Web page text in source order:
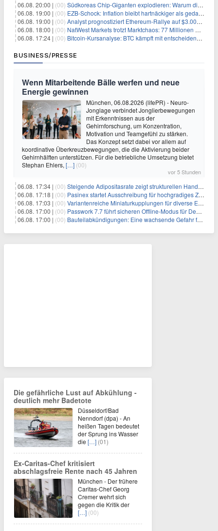
06.08. 20:00 | (00) Südkoreas Chip-Giganten explodieren: Warum dieser Rekord-Tag die KI-Branche erschüttert
06.08. 19:00 | (00) EZB-Schock: Inflation bleibt hartnäckiger als gedacht – 2027 wird zum kritischen Test
06.08. 19:00 | (00) Analyst prognostiziert Ethereum-Rallye auf $3.000 nach entscheidendem On-Chain-Ausbruch
06.08. 18:00 | (00) NatWest Markets trotzt Marktchaos: 77 Millionen Pfund Gewinn im ersten Halbjahr
06.08. 17:24 | (00) Bitcoin-Kursanalyse: BTC kämpft mit entscheidender $65K-Hürde, während sich ein Liquidationscluster aufbaut
BUSINESS/PRESSE
Wenn Mitarbeitende Bälle werfen und neue
Energie gewinnen
München, 06.08.2026 (lifePR) - Neuro-
Jonglage verbindet Jonglierbewegungen
mit Erkenntnissen aus der
Gehirnforschung, um Konzentration,
Motivation und Teamgefühl zu stärken.
Das Konzept setzt dabei vor allem auf
koordinative Überkreuzbewegungen, die die Aktivierung beider
Gehirnhälften unterstützen. Für die betriebliche Umsetzung bietet
Stephan Ehlers, […] (00)
vor 5 Stunden
06.08. 17:34 | (00) Steigende Adipositasrate zeigt strukturellen Handlungsbedarf bei der Ernährung schulpflichtiger Kinder
06.08. 17:18 | (00) Pasinex startet Ausschreibung für hochgradiges Zinksulfidkonzentrat mit Germanium- und Silbergehalten und stellt ein Betriebsupdate bereit
06.08. 17:03 | (00) Variantenreiche Miniaturkupplungen für diverse Einsatzbereiche
06.08. 17:00 | (00) Passwork 7.7 führt sicheren Offline-Modus für Desktop- und Mobile-Apps ein
06.08. 17:00 | (00) Bauteilabkündigungen: Eine wachsende Gefahr für industrielle Elektroniksysteme
Die gefährliche Lust auf Abkühlung -
deutlich mehr Badetote
Düsseldorf/Bad
Nenndorf (dpa) - An
heißen Tagen bedeutet
der Sprung ins Wasser
die […] (01)
Ex-Caritas-Chef kritisiert
abschlagsfreie Rente nach 45 Jahren
München - Der frühere
Caritas-Chef Georg
Cremer wehrt sich
gegen die Kritik der
[…] (00)